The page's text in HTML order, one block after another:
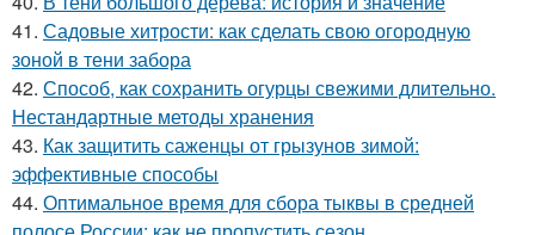
41. Садовые хитрости: как сделать свою огородную
зоной в тени забора
42. Способ, как сохранить огурцы свежими длительно.
Нестандартные методы хранения
43. Как защитить саженцы от грызунов зимой:
эффективные способы
44. Оптимальное время для сбора тыквы в средней